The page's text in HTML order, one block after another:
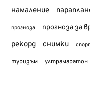
намаление
прогноза прогноза за
рекорд снимки
туризъм ултрамаратон